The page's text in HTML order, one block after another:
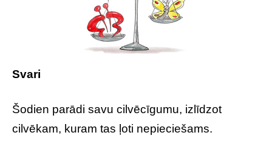
Svari
Šodien parādi savu cilvēcīgumu, izlīdzot
cilvēkam, kuram tas ļoti nepieciešams.